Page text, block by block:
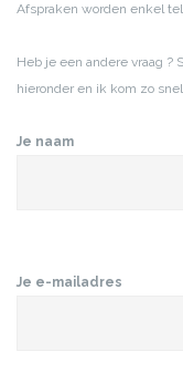
Afspraken worden enkel
Heb je een andere vraag
hieronder en ik kom zo
Je naam
Je e-mailadres